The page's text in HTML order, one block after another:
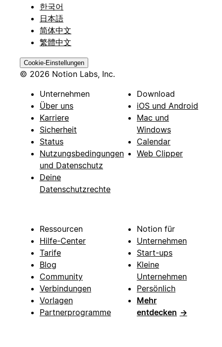
한국어
日本語
简体中文
繁體中文
Cookie-Einstellungen
© 2026 Notion Labs, Inc.
Unternehmen
Über uns
Karriere
Sicherheit
Status
Nutzungsbedingungen
und Datenschutz
Deine
Datenschutzrechte
Download
iOS und Android
Mac und
Windows
Calendar
Web Clipper
Ressourcen
Hilfe-Center
Tarife
Blog
Community
Verbindungen
Vorlagen
Partnerprogramme
Notion für
Unternehmen
Start-ups
Kleine
Unternehmen
Persönlich
Mehr
entdecken →